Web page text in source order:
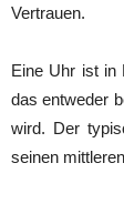
Vertrauen.
Eine Uhr ist in
das entweder
wird. Der
seinen